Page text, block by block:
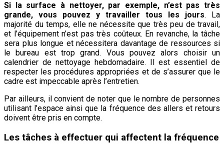
Si la surface à nettoyer, par exemple, n’est pas très
grande, vous pouvez y travailler tous les jours. La
majorité du temps, elle ne nécessite que très peu de travail,
et l’équipement n’est pas très coûteux. En revanche, la tâche
sera plus longue et nécessitera davantage de ressources si
le bureau est trop grand. Vous pouvez alors choisir un
calendrier de nettoyage hebdomadaire. Il est essentiel de
respecter les procédures appropriées et de s’assurer que le
cadre est impeccable après l’entretien.
Par ailleurs, il convient de noter que le nombre de personnes
utilisant l’espace ainsi que la fréquence des allers et retours
doivent être pris en compte.
Les tâches à effectuer qui affectent la fréquence